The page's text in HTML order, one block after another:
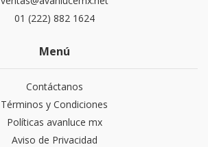
01 (222) 882 1624
Menú
Contáctanos
Términos y Condiciones
Políticas avanluce mx
Aviso de Privacidad